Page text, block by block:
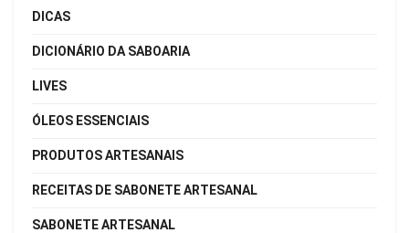
DICAS
DICIONÁRIO DA SABOARIA
LIVES
ÓLEOS ESSENCIAIS
PRODUTOS ARTESANAIS
RECEITAS DE SABONETE ARTESANAL
SABONETE ARTESANAL